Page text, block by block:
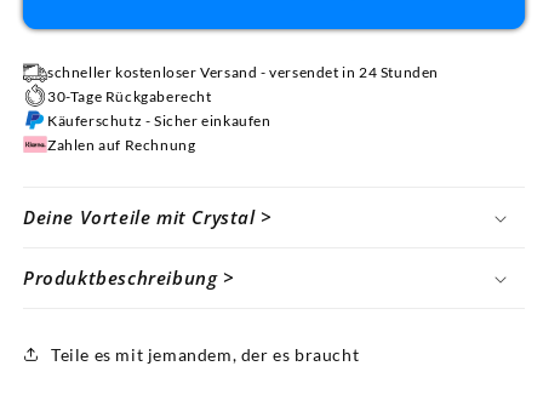
schneller kostenloser Versand - versendet in 24 Stunden
30-Tage Rückgaberecht
Käuferschutz - Sicher einkaufen
Zahlen auf Rechnung
Deine Vorteile mit Crystal >
Produktbeschreibung >
Teile es mit jemandem, der es braucht